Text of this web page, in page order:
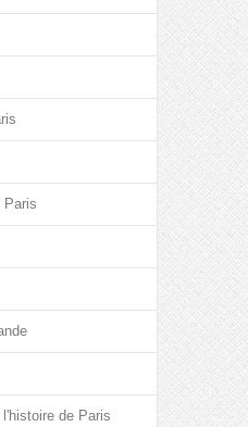
Paris
de Paris